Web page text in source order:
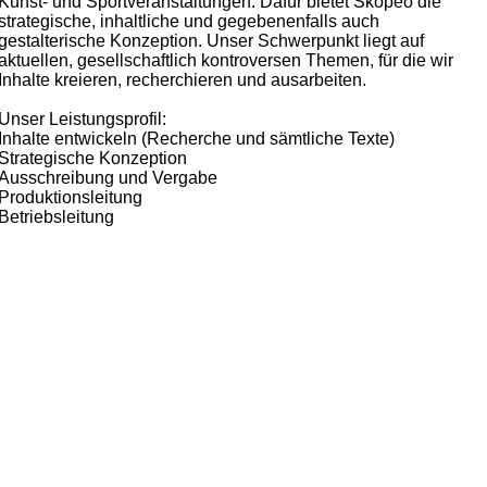
inhaltliche und gegebenenfalls auch
Konzeption. Unser Schwerpunkt liegt auf
gesellschaftlich kontroversen Themen, für die wir
kreieren, recherchieren und ausarbeiten.
Leistungsprofil:
entwickeln (Recherche und sämtliche Texte)
Konzeption
und Vergabe